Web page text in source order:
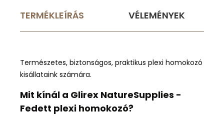
TERMÉKLEÍRÁS VÉLEMÉNYEK
Természetes, biztonságos, praktikus plexi homokozó
kisállataink számára.
Mit kínál a Glirex NatureSupplies -
Fedett plexi homokozó?